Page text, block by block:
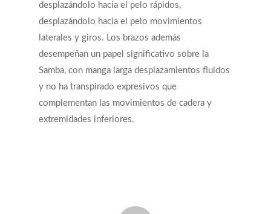
desplazándolo hacia el pelo rápidos,
desplazándolo hacia el pelo movimientos
laterales y giros. Los brazos además
desempeñan un papel significativo sobre la
Samba, con manga larga desplazamientos fluidos
y no ha transpirado expresivos que
complementan las movimientos de cadera y
extremidades inferiores.